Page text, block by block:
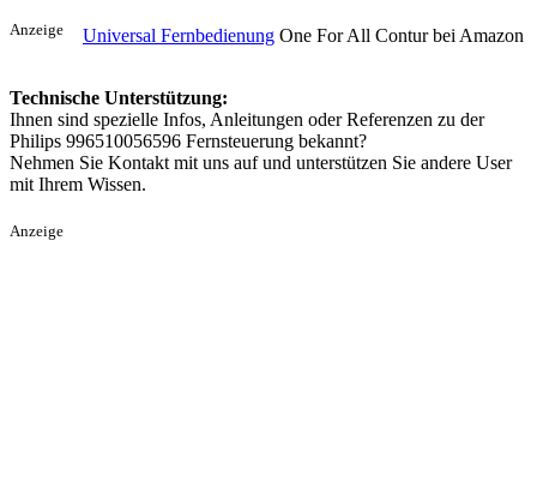
Anzeige Universal Fernbedienung One For All Contur bei Amazon
Technische Unterstützung:
Ihnen sind spezielle Infos, Anleitungen oder Referenzen zu der
Philips 996510056596 Fernsteuerung bekannt?
Nehmen Sie Kontakt mit uns auf und unterstützen Sie andere User
mit Ihrem Wissen.
Anzeige